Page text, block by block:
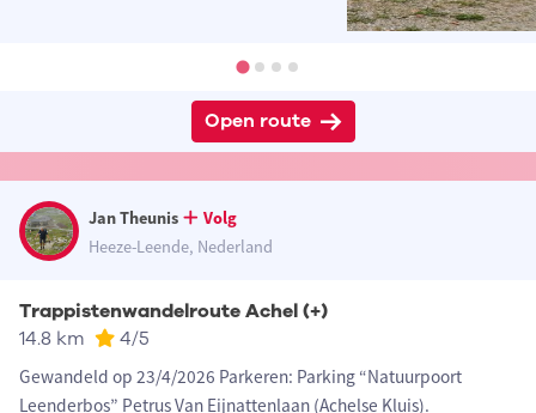
Open route
Jan Theunis
Volg
Heeze-Leende, Nederland
Trappistenwandelroute Achel (+)
14.8 km 4/5
Gewandeld op 23/4/2026 Parkeren: Parking “Natuurpoort
Leenderbos” Petrus Van Eijnattenlaan (Achelse Kluis).